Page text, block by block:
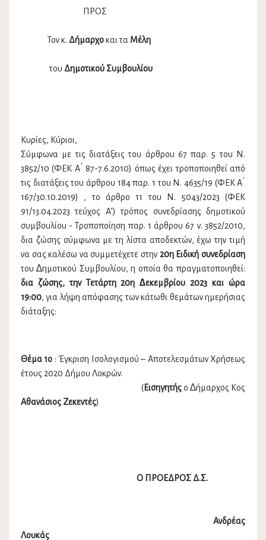
ΠΡΟΣ
Τον κ. Δήμαρχοκαι τα Μέλη
του Δημοτικού Συμβουλίου
Κυρίες, Κύριοι,
Σύμφωνα με τις διατάξεις του άρθρου 67 παρ. 5 του Ν.
3852/10 (ΦΕΚ Α ́ 87-7.6.2010) όπως έχει τροποποιηθεί από
τις διατάξεις του άρθρου 184 παρ. 1 του Ν. 4635/19 (ΦΕΚ Α ́
167/30.10.2019) , το άρθρο 11 του Ν. 5043/2023 (ΦΕΚ
91/13.04.2023 τεύχος Α’) τρόπος συνεδρίασης δημοτικού
συμβουλίου - Τροποποίηση παρ. 1 άρθρου 67 ν. 3852/2010,
δια ζώσης σύμφωνα με τη λίστα αποδεκτών, έχω την τιμή
να σας καλέσω να συμμετέχετε στην 20η Ειδική συνεδρίαση
του ∆ημοτικού Συμβουλίου, η οποία θα πραγματοποιηθεί:
δια ζώσης, την Τετάρτη 20η ∆εκεμβρίου 2023 και ώρα
19:00, για λήψη απόφασης των κάτωθι θεμάτων ημερήσιας
διάταξης:
Θέμα 1ο : Έγκριση Ισολογισμού – Αποτελεσμάτων Χρήσεως
έτους 2020 Δήμου Λοκρών.
(Εισηγητήςο ∆ήμαρχος Κος
Αθανάσιος Ζεκεντές)
Ο ΠΡΟΕΔΡΟΣ Δ.Σ.
Ανδρέας
Λουκάς